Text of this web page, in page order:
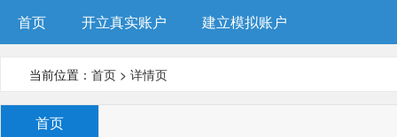
首页 开立真实账户 建立模拟账户
当前位置： 首页 > 详情页
首页